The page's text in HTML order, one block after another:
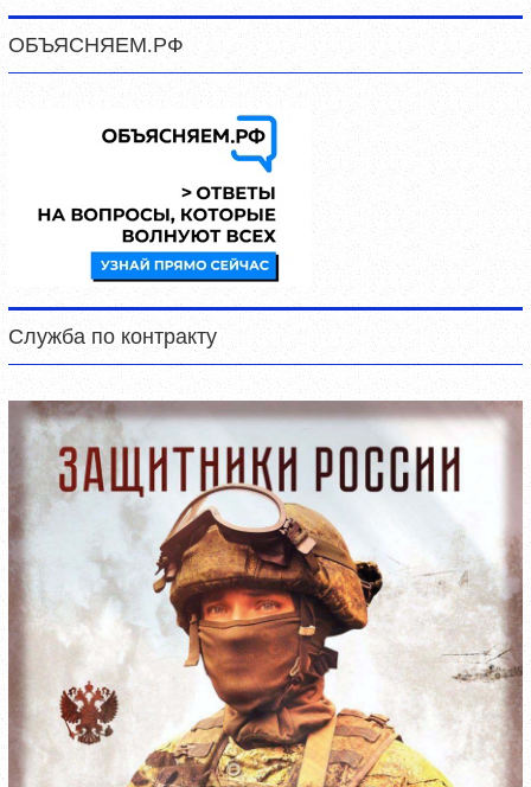
ОБЪЯСНЯЕМ.РФ
Служба по контракту